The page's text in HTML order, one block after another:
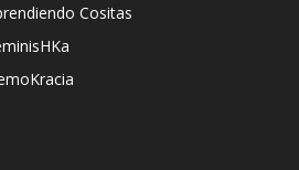
Cositas